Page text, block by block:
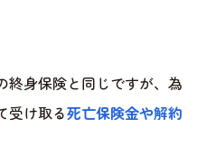
終身保険と同じですが、為
受け取る死亡保険金や解約